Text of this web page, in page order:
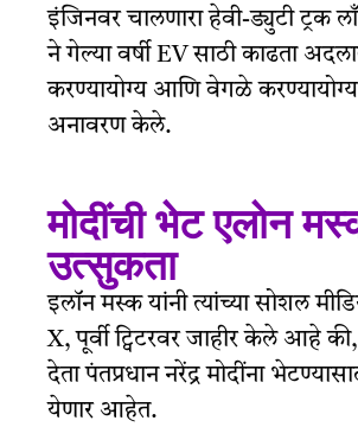
इंजिनवर चालणारा हेवी-ड्युटी ट्रक
ने गेल्या वर्षी EV साठी काढता
करण्यायोग्य आणि वेगळे
अनावरण केले.
मोदींची भेट एलोन
उत्सुकता
इलॉन मस्क यांनी त्यांच्या सोशल
X, पूर्वी ट्विटरवर जाहीर केले आहे
देता पंतप्रधान नरेंद्र मोदींना
येणार आहेत.